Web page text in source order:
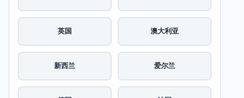
英国 澳大利亚
新西兰 爱尔兰